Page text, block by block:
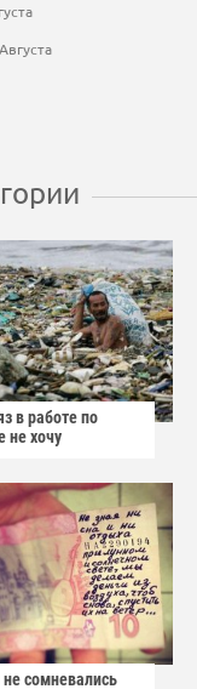
в работе по
не хочу
сомневались